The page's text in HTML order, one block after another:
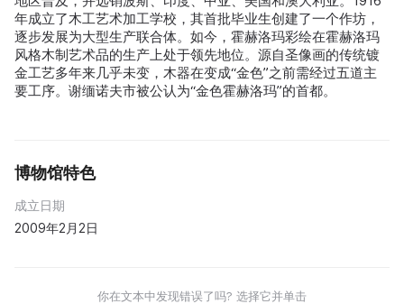
年成立了木工艺术加工学校，其首批毕业生创建了一个作坊，
逐步发展为大型生产联合体。如今，霍赫洛玛彩绘在霍赫洛玛
风格木制艺术品的生产上处于领先地位。源自圣像画的传统镀
金工艺多年来几乎未变，木器在变成“金色”之前需经过五道主
要工序。谢缅诺夫市被公认为“金色霍赫洛玛”的首都。
博物馆特色
成立日期
2009年2月2日
你在文本中发现错误了吗? 选择它并单击